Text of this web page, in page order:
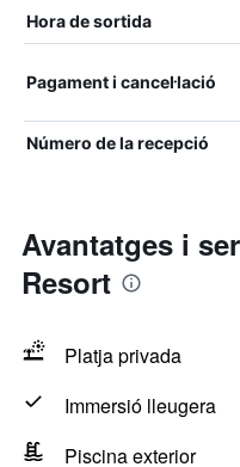
Hora de sortida
Pagament i cancel·lació
Número de la recepció
Avantatges i
Resort
Platja privada
Immersió lleugera
Piscina exterior